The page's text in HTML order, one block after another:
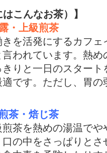
こんなお茶）】
上級煎茶
を活発にするカフェ
われています。熱
りと一日のスター
です。ただし、胃
・焙じ茶
茶を熱めの湯温でや
の中をさっぱりと